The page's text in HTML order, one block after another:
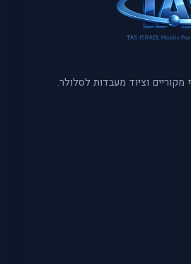
מקוריים וציוד מעבדות לסלולר.